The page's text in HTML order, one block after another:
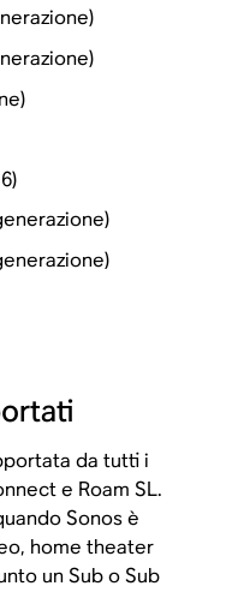
da tutti i
e Roam SL.
Sonos è
home theater
un Sub o Sub